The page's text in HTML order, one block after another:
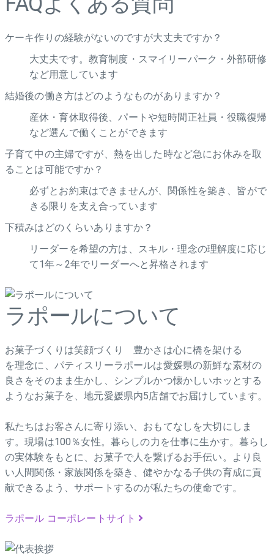
ケーキ作りの経験がないのですが大丈夫ですか？
大丈夫です。教育制度・スマイリーパーク・外部研修
など用意しています
結婚後の働き方はどのようなものがありますか？
産休・育休取得後、パートや短時間正社員・役職復帰
など選んで働くことができます
子育て中の主婦ですが、熱を出した時など急にお休みを取
ることは可能ですか？
必ずとお約束はできませんが、関係性を築き、皆がで
きる限りを支え合っています
下積みはどのくらいありますか？
リーダーを希望の方は、スキル・理念の理解度に応じ
て1年～2年でリーダーへと昇格されます
ラポールについて
お菓子づくりは笑顔づくり 豊かさは心に橋を架ける
を理念に、パティスリーラポールは愛媛県の新鮮な素材の
良さをそのまま生かし、シンプルかつ懐かしいホッとする
ようなお菓子を、地元愛媛県内5店舗でお届けしています。
私たちはお客さんに寄り添い、おもてなしを大切にしま
す。現場は100％女性。暮らしの力を仕事に生かす。暮らし
の実体験をもとに、お菓子で人を繋げるお手伝い。より良
い人間関係・家族関係を築き、健やかなる子供の育成に貢
献できるよう、サポートするのが私たちの使命です。
ラポール コーポレートサイト